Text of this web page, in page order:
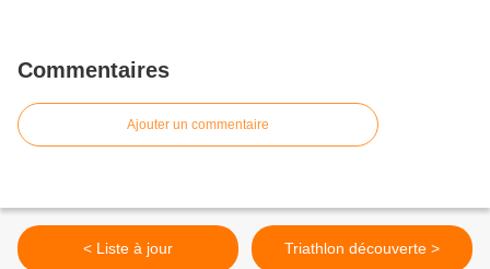
Commentaires
Ajouter un commentaire
< Liste à jour Triathlon découverte >